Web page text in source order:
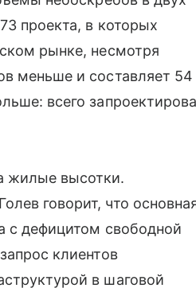
проекта, в которых
рынке, несмотря
меньше и составляет 54
всего
жилые высотки.
говорит, что
с дефицитом свободной
клиентов
в шаговой